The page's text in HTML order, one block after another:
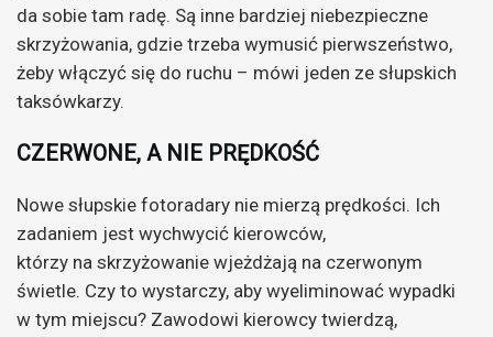
da sobie tam radę. Są inne bardziej niebezpieczne
skrzyżowania, gdzie trzeba wymusić pierwszeństwo,
żeby włączyć się do ruchu – mówi jeden ze słupskich
taksówkarzy.
CZERWONE, A NIE PRĘDKOŚĆ
Nowe słupskie fotoradary nie mierzą prędkości. Ich
zadaniem jest wychwycić kierowców,
którzy na skrzyżowanie wjeżdżają na czerwonym
świetle. Czy to wystarczy, aby wyeliminować wypadki
w tym miejscu? Zawodowi kierowcy twierdzą,